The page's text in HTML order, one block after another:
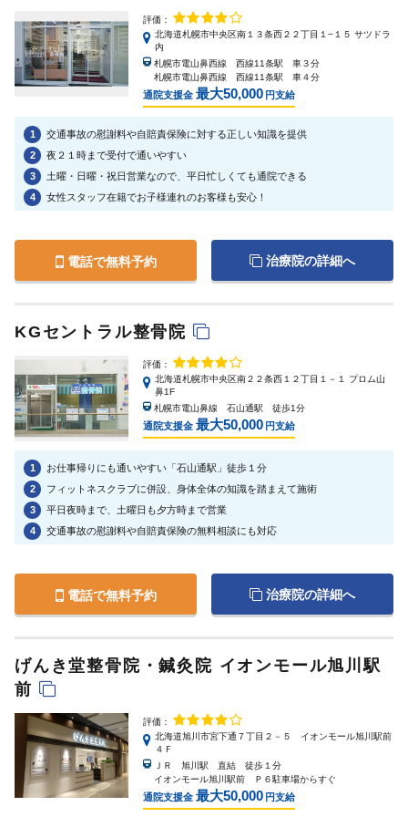
評価：
北海道札幌市中央区南１３条西２２丁目１−１５ サツドラ
内
札幌市電山鼻西線 西線11条駅 車３分
札幌市電山鼻西線 西線11条駅 車４分
通院支援金 最大50,000 円支給
1
交通事故の慰謝料や自賠責保険に対する正しい知識を提供
2
夜２１時まで受付で通いやすい
3
土曜・日曜・祝日営業なので、平日忙しくても通院できる
4
女性スタッフ在籍でお子様連れのお客様も安心！
電話で無料予約 治療院の詳細へ
KGセントラル整骨院
評価：
北海道札幌市中央区南２２条西１２丁目１－１ プロム山
鼻1F
札幌市電山鼻線 石山通駅 徒歩1分
通院支援金 最大50,000 円支給
1
お仕事帰りにも通いやすい「石山通駅」徒歩１分
2
フィットネスクラブに併設、身体全体の知識を踏まえて施術
3
平日夜時まで、土曜日も夕方時まで営業
4
交通事故の慰謝料や自賠責保険の無料相談にも対応
電話で無料予約 治療院の詳細へ
げんき堂整骨院・鍼灸院 イオンモール旭川駅
前
評価：
北海道旭川市宮下通７丁目２－５ イオンモール旭川駅前
４Ｆ
ＪＲ 旭川駅 直結 徒歩１分
イオンモール旭川駅前 Ｐ６駐車場からすぐ
通院支援金 最大50,000 円支給